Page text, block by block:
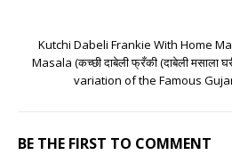
Kutchi Dabeli Frankie With Home
Masala (कच्छी दाबेली फ्रँकी (दाबेली मसाला
variation of the Famous
BE THE FIRST TO COMMENT